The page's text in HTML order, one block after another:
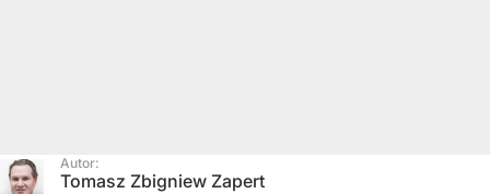
Autor:
Tomasz Zbigniew Zapert